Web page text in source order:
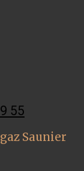
55
Saunier